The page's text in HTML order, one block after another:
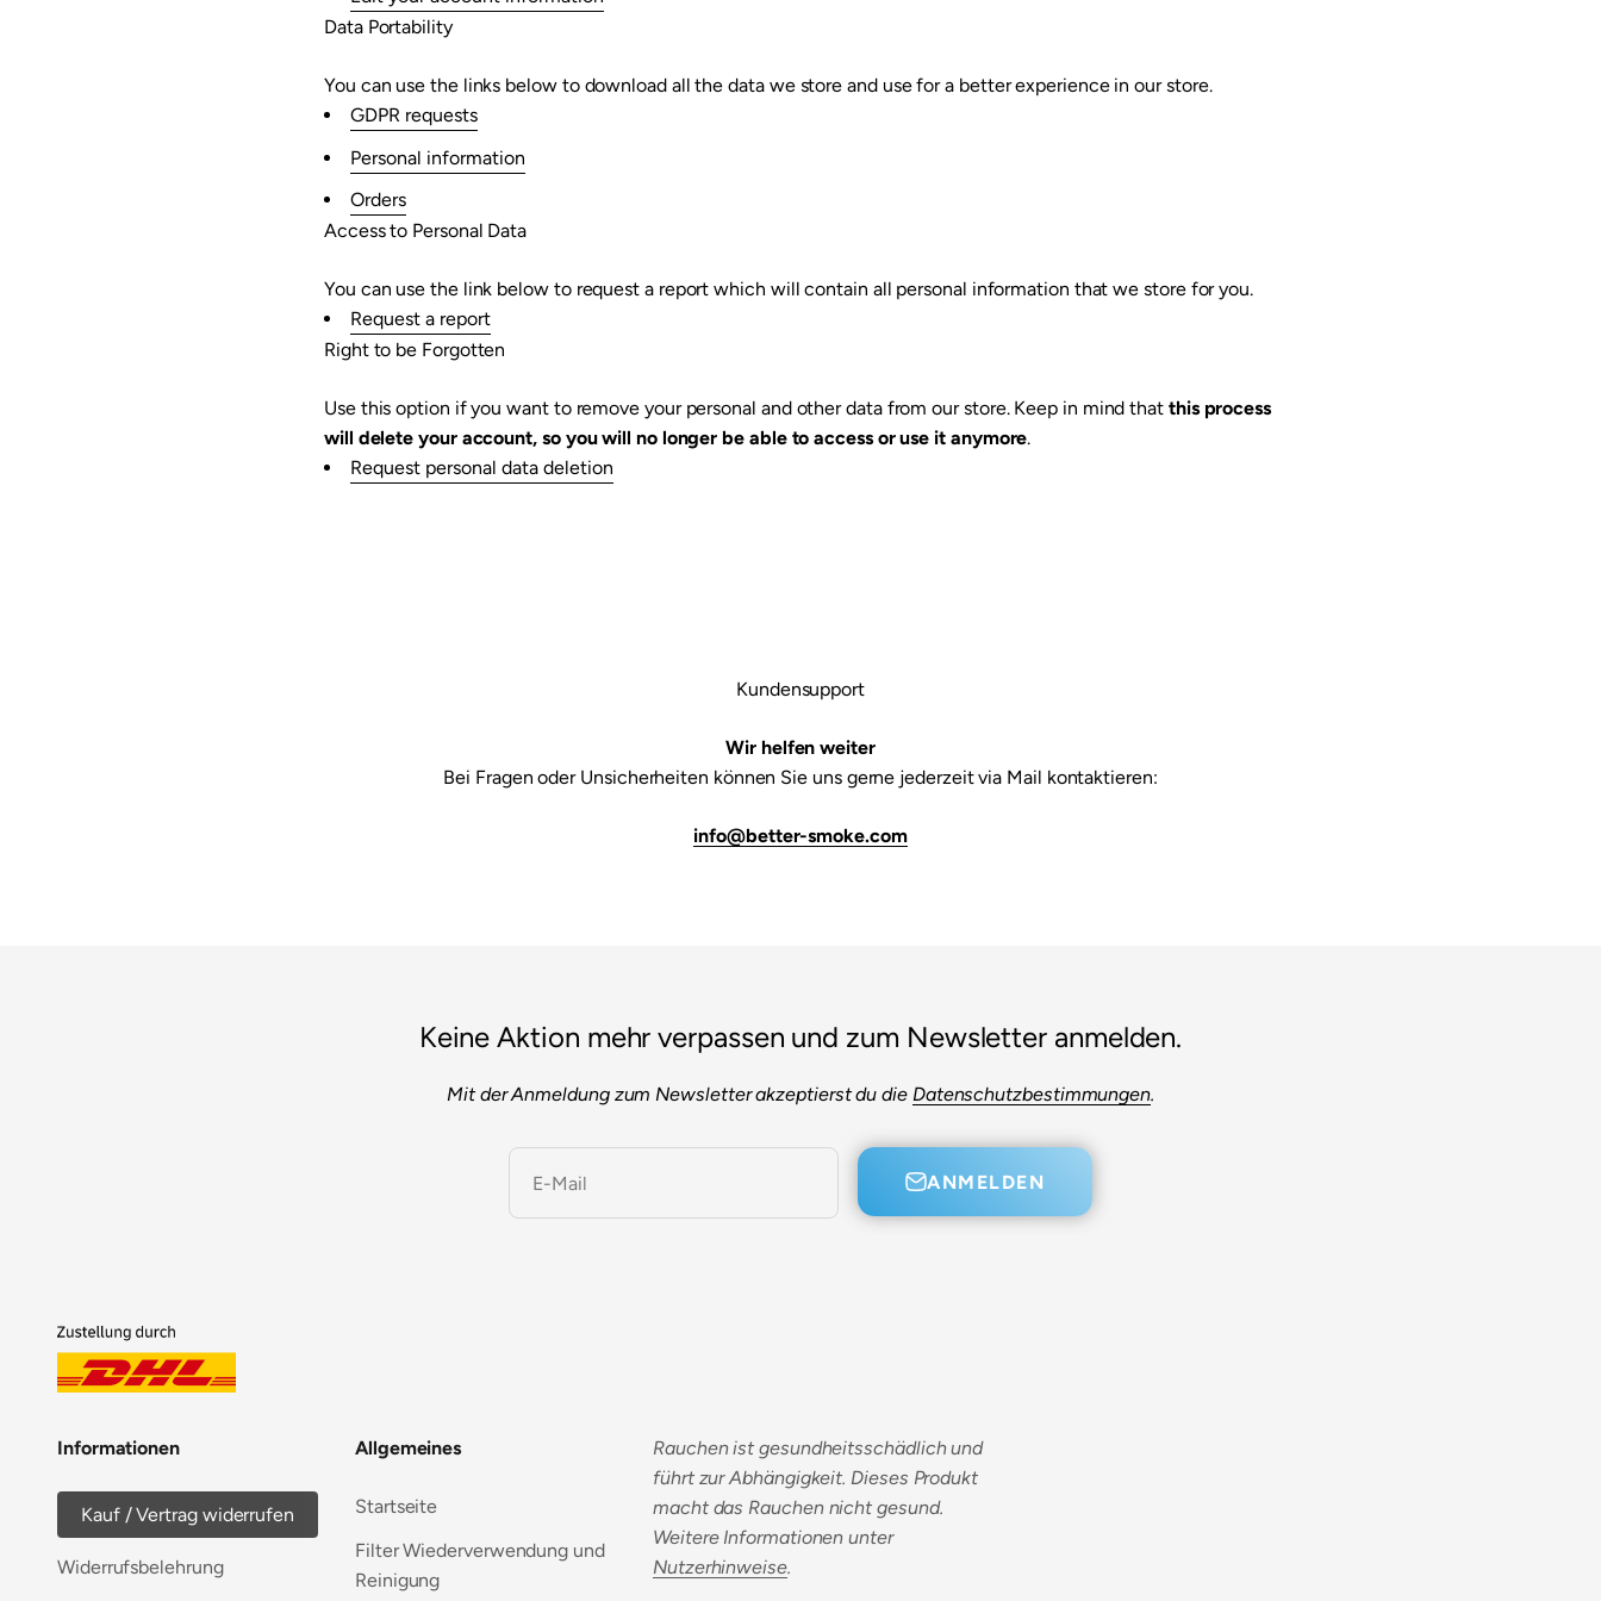
Data Portability
You can use the links below to download all the data we store and use for a better experience in our store.
GDPR requests
Personal information
Orders
Access to Personal Data
You can use the link below to request a report which will contain all personal information that we store for you.
Request a report
Right to be Forgotten
Use this option if you want to remove your personal and other data from our store. Keep in mind that this process
will delete your account, so you will no longer be able to access or use it anymore.
Request personal data deletion
Kundensupport
Wir helfen weiter
Bei Fragen oder Unsicherheiten können Sie uns gerne jederzeit via Mail kontaktieren:
info@better-smoke.com
Keine Aktion mehr verpassen und zum Newsletter anmelden.
Mit der Anmeldung zum Newsletter akzeptierst du die Datenschutzbestimmungen.
E-Mail ANMELDEN
Informationen
Kauf / Vertrag widerrufen
Widerrufsbelehrung
Allgemeines
Startseite
Filter Wiederverwendung und
Reinigung
Rauchen ist gesundheitsschädlich und
führt zur Abhängigkeit. Dieses Produkt
macht das Rauchen nicht gesund.
Weitere Informationen unter
Nutzerhinweise.